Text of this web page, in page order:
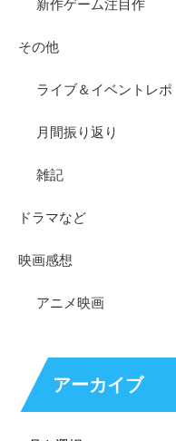
新作ゲーム注目作
その他
ライブ＆イベントレポ
月間振り返り
雑記
ドラマなど
映画感想
アニメ映画
アーカイブ